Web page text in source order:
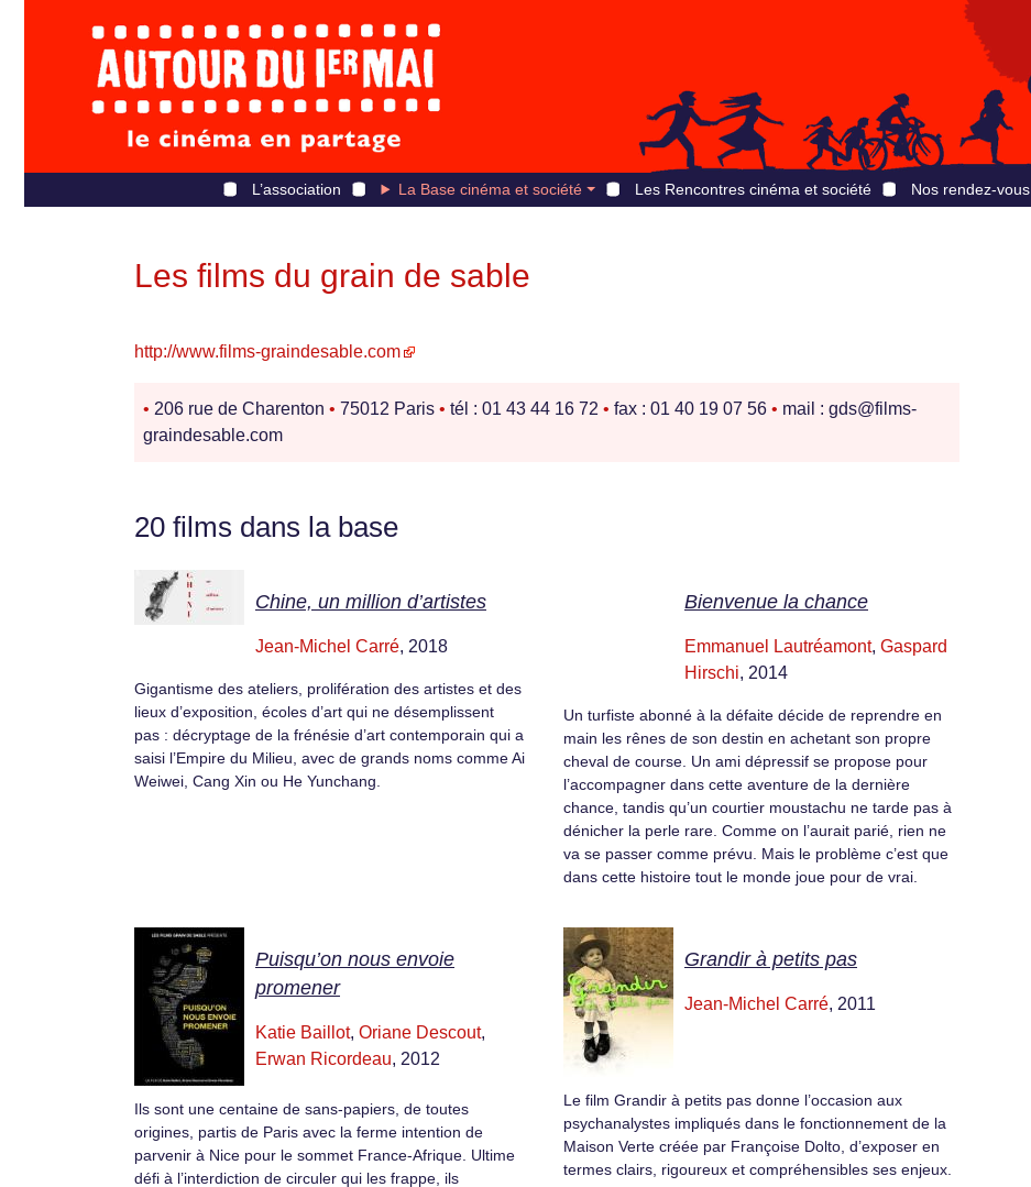
L’association La Base cinéma et société Les Rencontres cinéma et société Nos rendez-vous
Les films du grain de sable
http://www.films-graindesable.com
• 206 rue de Charenton • 75012 Paris • tél : 01 43 44 16 72 • fax : 01 40 19 07 56 • mail : gds@films-
graindesable.com
20 films dans la base
Chine, un million d’artistes
Jean-Michel Carré, 2018
Gigantisme des ateliers, prolifération des artistes et des
lieux d’exposition, écoles d’art qui ne désemplissent
pas : décryptage de la frénésie d’art contemporain qui a
saisi l’Empire du Milieu, avec de grands noms comme Ai
Weiwei, Cang Xin ou He Yunchang.
Bienvenue la chance
Emmanuel Lautréamont, Gaspard
Hirschi, 2014
Un turfiste abonné à la défaite décide de reprendre en
main les rênes de son destin en achetant son propre
cheval de course. Un ami dépressif se propose pour
l’accompagner dans cette aventure de la dernière
chance, tandis qu’un courtier moustachu ne tarde pas à
dénicher la perle rare. Comme on l’aurait parié, rien ne
va se passer comme prévu. Mais le problème c’est que
dans cette histoire tout le monde joue pour de vrai.
Puisqu’on nous envoie
promener
Katie Baillot, Oriane Descout,
Erwan Ricordeau, 2012
Ils sont une centaine de sans-papiers, de toutes
origines, partis de Paris avec la ferme intention de
parvenir à Nice pour le sommet France-Afrique. Ultime
défi à l’interdiction de circuler qui les frappe, ils
Grandir à petits pas
Jean-Michel Carré, 2011
Le film Grandir à petits pas donne l’occasion aux
psychanalystes impliqués dans le fonctionnement de la
Maison Verte créée par Françoise Dolto, d’exposer en
termes clairs, rigoureux et compréhensibles ses enjeux.